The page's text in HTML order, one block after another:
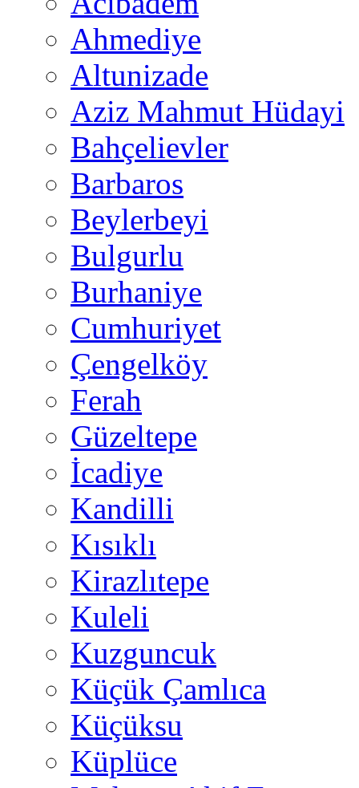
Ahmediye
Altunizade
Aziz Mahmut Hüdayi
Bahçelievler
Barbaros
Beylerbeyi
Bulgurlu
Burhaniye
Cumhuriyet
Çengelköy
Ferah
Güzeltepe
İcadiye
Kandilli
Kısıklı
Kirazlıtepe
Kuleli
Kuzguncuk
Küçük Çamlıca
Küçüksu
Küplüce